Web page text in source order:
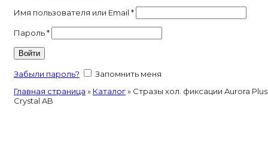
Имя пользователя или Email *
Пароль*
Войти
Забыли пароль?
Запомнить меня
Главная страница » Каталог» Стразы хол. фиксации Aurora Plus
Crystal AB